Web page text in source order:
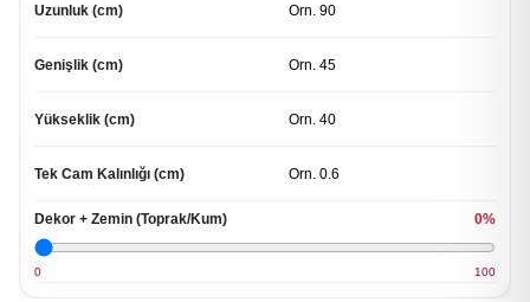
Uzunluk (cm)
Genişlik (cm)
Yükseklik (cm)
Tek Cam Kalınlığı (cm)
Dekor + Zemin (Toprak/Kum) 0%
0 100